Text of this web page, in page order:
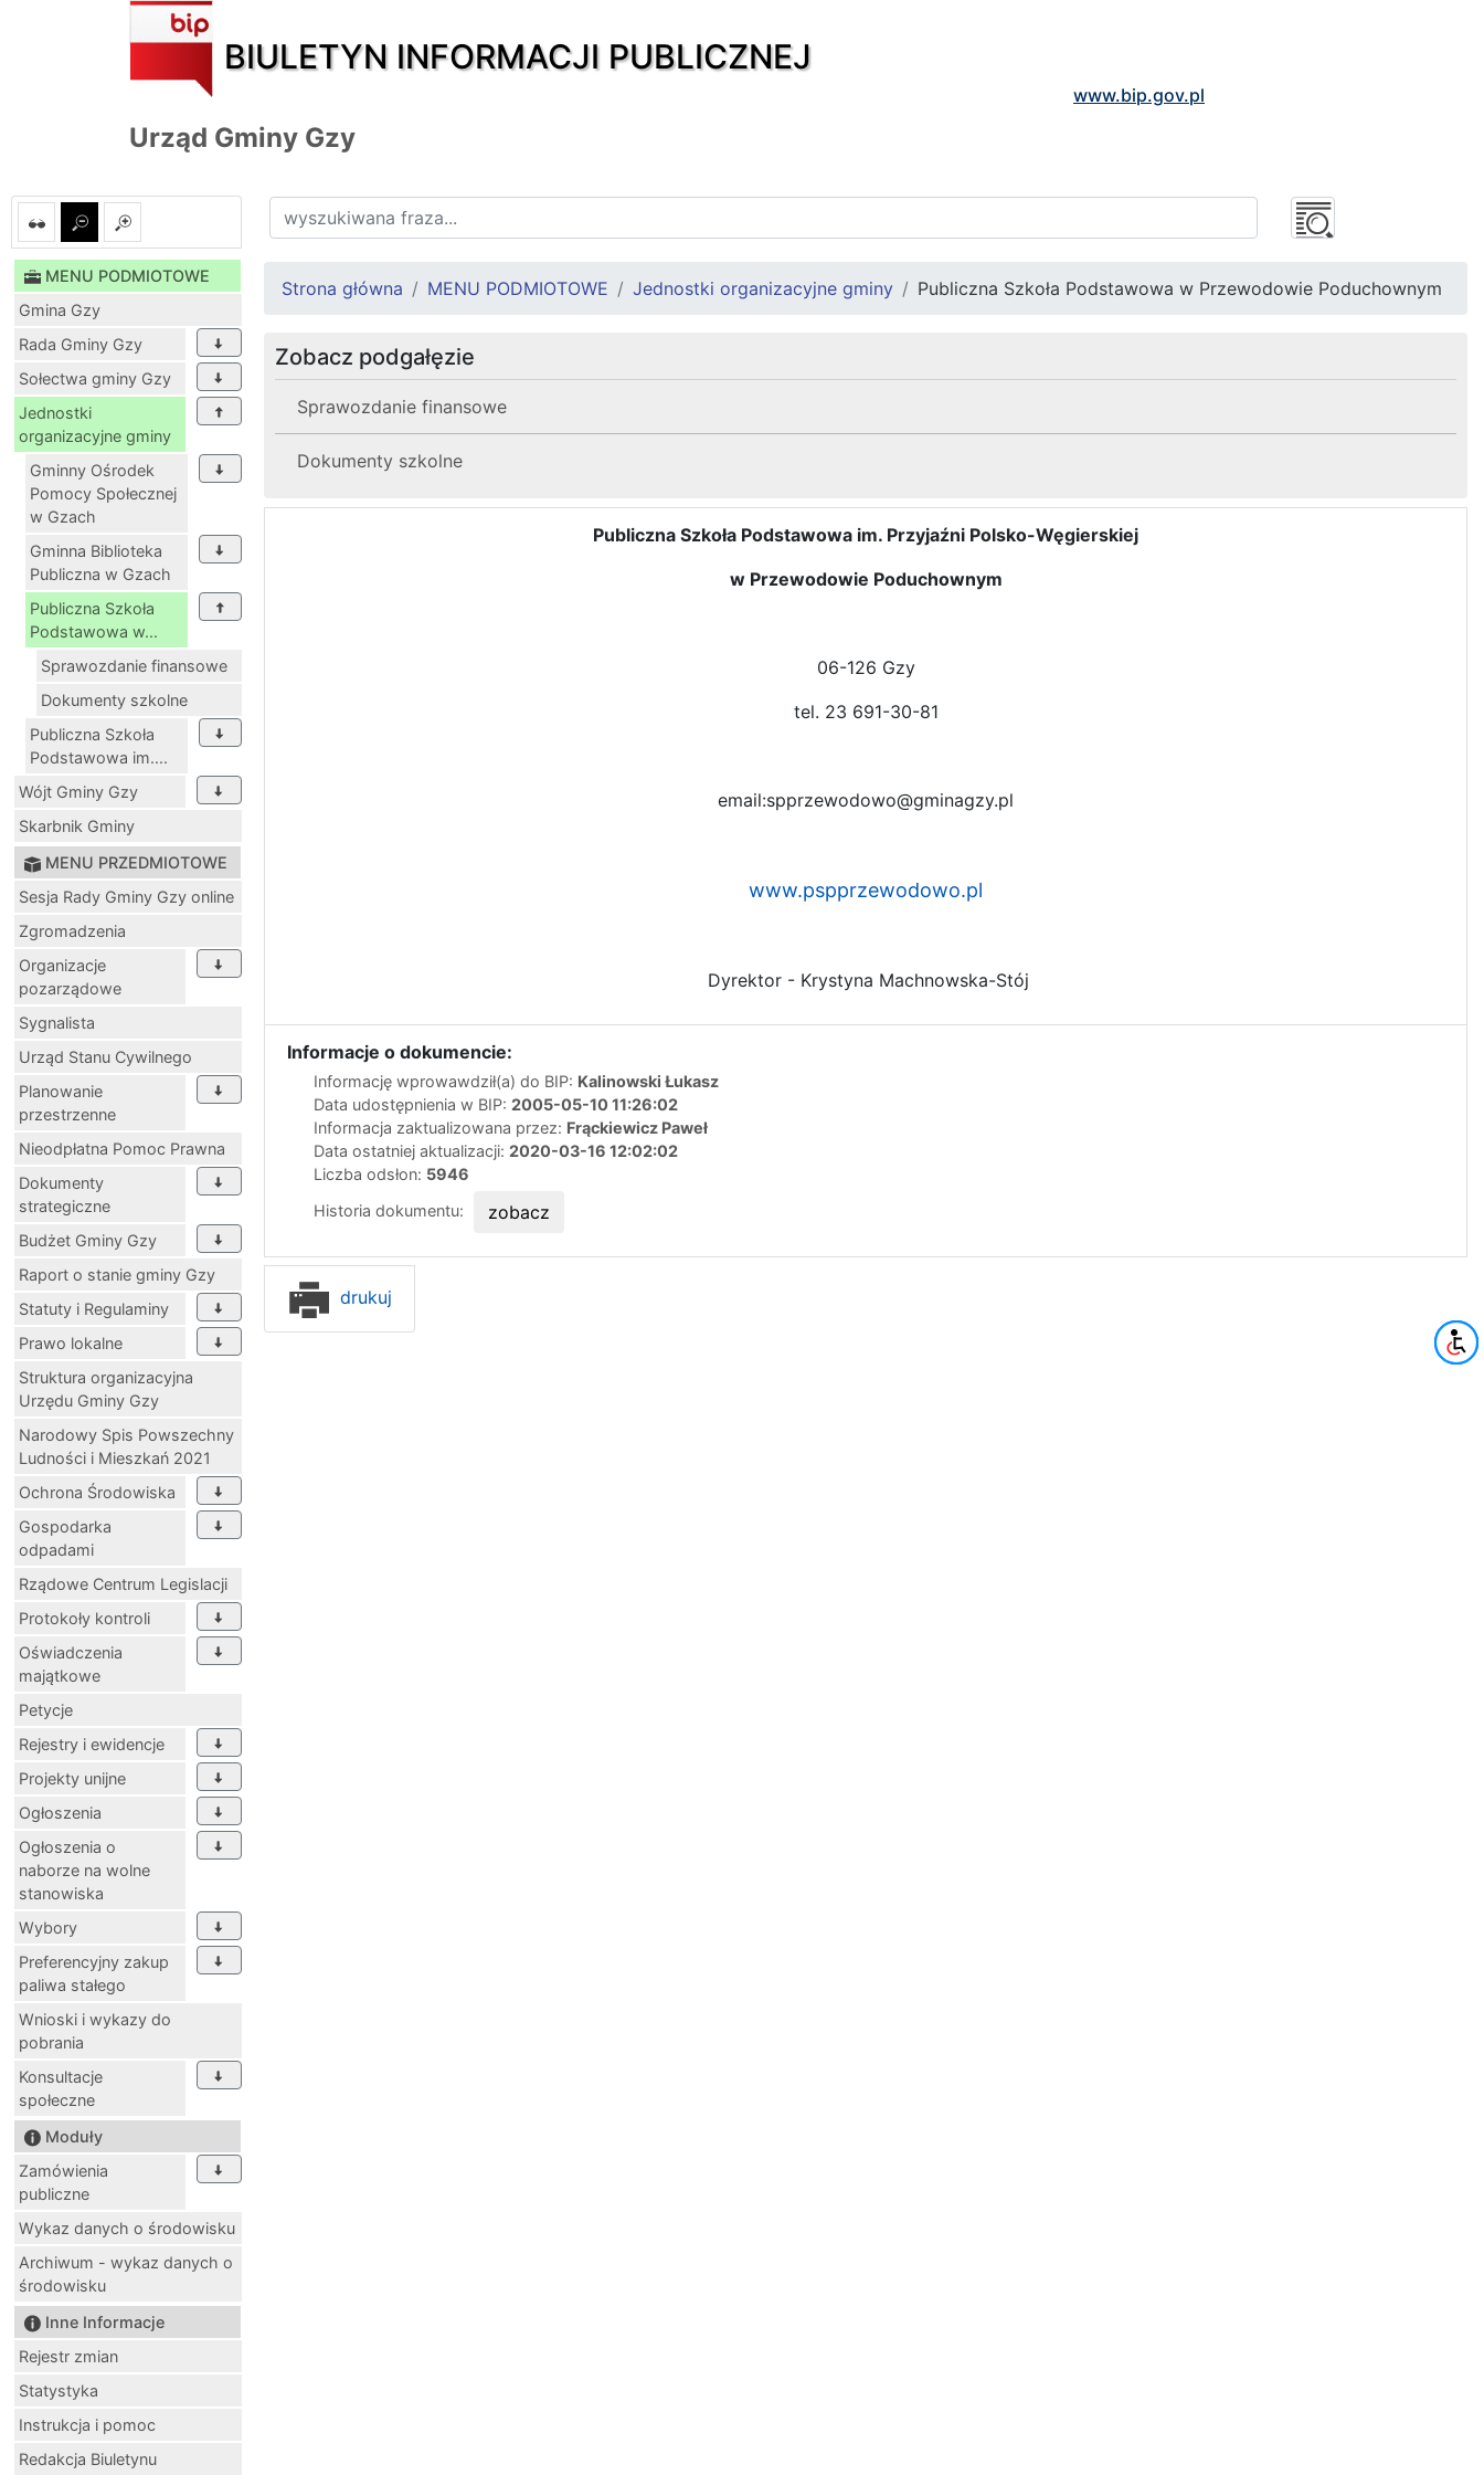
BIULETYN INFORMACJI PUBLICZNEJ
www.bip.gov.pl
Urząd Gminy Gzy
MENU PODMIOTOWE
Gmina Gzy
Rada Gminy Gzy
Sołectwa gminy Gzy
Jednostki
organizacyjne gminy
Gminny Ośrodek
Pomocy Społecznej
w Gzach
Gminna Biblioteka
Publiczna w Gzach
Publiczna Szkoła
Podstawowa w...
Sprawozdanie finansowe
Dokumenty szkolne
Publiczna Szkoła
Podstawowa im....
Wójt Gminy Gzy
Skarbnik Gminy
MENU PRZEDMIOTOWE
Sesja Rady Gminy Gzy online
Zgromadzenia
Organizacje
pozarządowe
Sygnalista
Urząd Stanu Cywilnego
Planowanie
przestrzenne
Nieodpłatna Pomoc Prawna
Dokumenty
strategiczne
Budżet Gminy Gzy
Raport o stanie gminy Gzy
Statuty i Regulaminy
Prawo lokalne
Struktura organizacyjna
Urzędu Gminy Gzy
Narodowy Spis Powszechny
Ludności i Mieszkań 2021
Ochrona Środowiska
Gospodarka
odpadami
Rządowe Centrum Legislacji
Protokoły kontroli
Oświadczenia
majątkowe
Petycje
Rejestry i ewidencje
Projekty unijne
Ogłoszenia
Ogłoszenia o
naborze na wolne
stanowiska
Wybory
Preferencyjny zakup
paliwa stałego
Wnioski i wykazy do
pobrania
Konsultacje
społeczne
Moduły
Zamówienia
publiczne
Wykaz danych o środowisku
Archiwum - wykaz danych o
środowisku
Inne Informacje
Rejestr zmian
Statystyka
Instrukcja i pomoc
Redakcja Biuletynu
Strona główna MENU PODMIOTOWE Jednostki organizacyjne gminy Publiczna Szkoła Podstawowa w Przewodowie Poduchownym
Zobacz podgałęzie
Sprawozdanie finansowe
Dokumenty szkolne
Publiczna Szkoła Podstawowa im. Przyjaźni Polsko-Węgierskiej
w Przewodowie Poduchownym
06-126 Gzy
tel. 23 691-30-81
email:spprzewodowo@gminagzy.pl
www.pspprzewodowo.pl
Dyrektor - Krystyna Machnowska-Stój
Informacje o dokumencie:
Informację wprowawdził(a) do BIP: Kalinowski Łukasz
Data udostępnienia w BIP: 2005-05-10 11:26:02
Informacja zaktualizowana przez: Frąckiewicz Paweł
Data ostatniej aktualizacji: 2020-03-16 12:02:02
Liczba odsłon: 5946
Historia dokumentu:
zobacz
drukuj